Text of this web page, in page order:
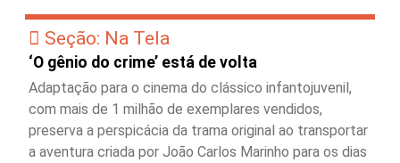
Seção: Na Tela
‘O gênio do crime’ está de volta
Adaptação para o cinema do clássico infantojuvenil,
com mais de 1 milhão de exemplares vendidos,
preserva a perspicácia da trama original ao transportar
a aventura criada por João Carlos Marinho para os dias